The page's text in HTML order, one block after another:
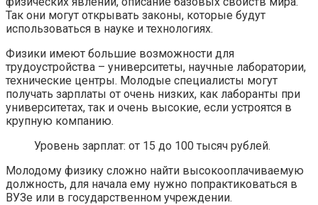
Так они могут открывать законы, которые будут
использоваться в науке и технологиях.
Физики имеют большие возможности для
трудоустройства – университеты, научные лаборатории,
технические центры. Молодые специалисты могут
получать зарплаты от очень низких, как лаборанты при
университетах, так и очень высокие, если устроятся в
крупную компанию.
Уровень зарплат: от 15 до 100 тысяч рублей.
Молодому физику сложно найти высокооплачиваемую
должность, для начала ему нужно попрактиковаться в
ВУЗе или в государственном учреждении.